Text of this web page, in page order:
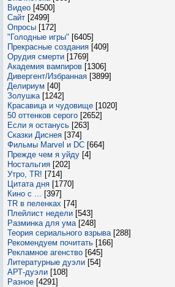
Видео [4500]
Сайт [2499]
Опросы [172]
"Голодные игры" [6405]
Прекрасные создания [409]
Орудия смерти [1769]
Академия вампиров [1306]
Дивергент/Избранная [3899]
Делириум [40]
Золушка [1242]
Красавица и чудовище [1020]
50 оттенков серого [2652]
Если я останусь [263]
Сказки Диснея [374]
Фильмы Marvel и DC [664]
Прежде чем я уйду [4]
Ностальгия [202]
Утро, TR! [714]
Цитата дня [1770]
Кино с ... [397]
TR в пеленках [74]
Плейлист недели [543]
Разминка для ума [248]
Теория сериального взрыва [288]
Рекомендуем почитать [166]
Рекламное агенство [645]
Литературные дуэли [54]
АРТ-дуэли [108]
Разное [4291]